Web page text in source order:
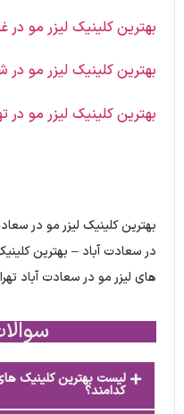
بهترین کلینیک لیزر مو در
بهترین کلینیک لیزر مو در
بهترین کلینیک لیزر مو در
بهترین کلینیک لیزر مو در
در سعادت آباد – بهترین
های لیزر مو در سعادت آباد
لیست بهترین کلینیک
کدامند؟